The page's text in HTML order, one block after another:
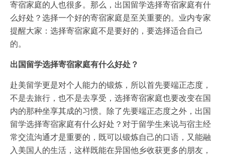
寄宿家庭的人也很多。那么，出国留学选择寄宿家庭有什
么好处？选择一个好的寄宿家庭是至关重要的。业内专家
提醒大家：选择寄宿家庭不是要好的，要选择适合自己
的。
出国留学选择寄宿家庭有什么好处？
赴美留学更是对个人能力的锻炼，所以首先要端正态度，
不是去旅行，也不是去享受，选择寄宿家庭也要改变在国
内的那种坐享其成的习惯。除了先要端正态度之外，出国
留学选择寄宿家庭有什么好处？对于留学生来说与宿主经
常交流沟通才是重要的，既可以锻炼自己的口语，又能融
入美国人的生活，这样既能在异国他乡收获更多的朋友，